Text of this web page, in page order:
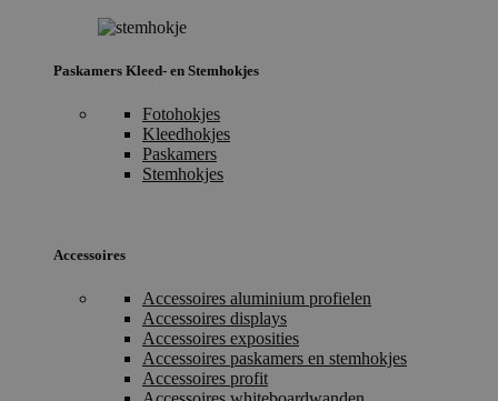
Paskamers Kleed- en Stemhokjes
Fotohokjes
Kleedhokjes
Paskamers
Stemhokjes
Accessoires
Accessoires aluminium profielen
Accessoires displays
Accessoires exposities
Accessoires paskamers en stemhokjes
Accessoires profit